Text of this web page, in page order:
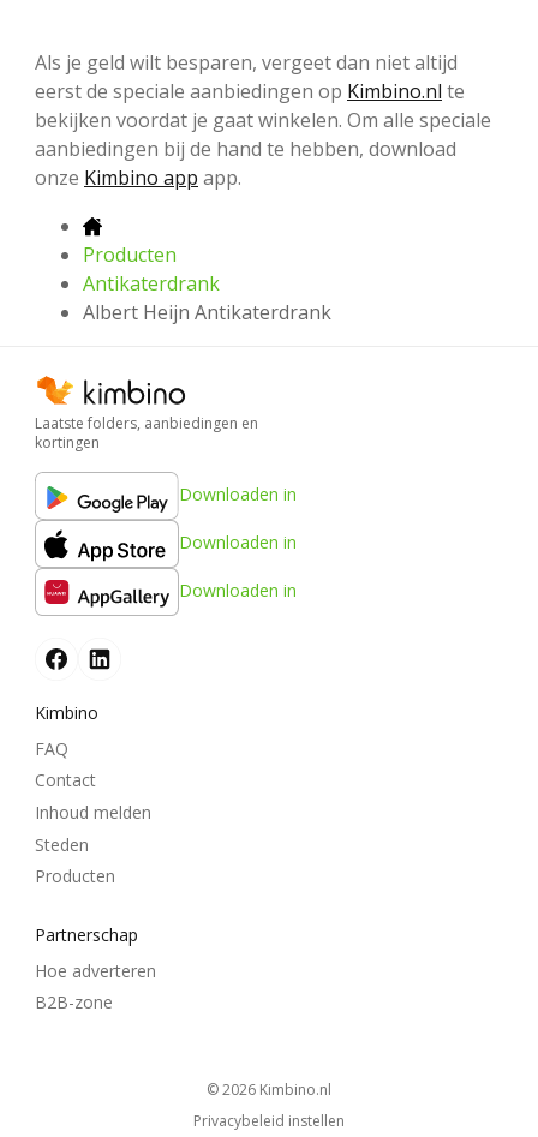
Als je geld wilt besparen, vergeet dan niet altijd
eerst de speciale aanbiedingen op Kimbino.nl te
bekijken voordat je gaat winkelen. Om alle speciale
aanbiedingen bij de hand te hebben, download
onze Kimbino app app.
Producten
Antikaterdrank
Albert Heijn Antikaterdrank
Laatste folders, aanbiedingen en
kortingen
Downloaden in
Downloaden in
Downloaden in
Kimbino
FAQ
Contact
Inhoud melden
Steden
Producten
Partnerschap
Hoe adverteren
B2B-zone
© 2026
kimbino.nl
Privacybeleid instellen